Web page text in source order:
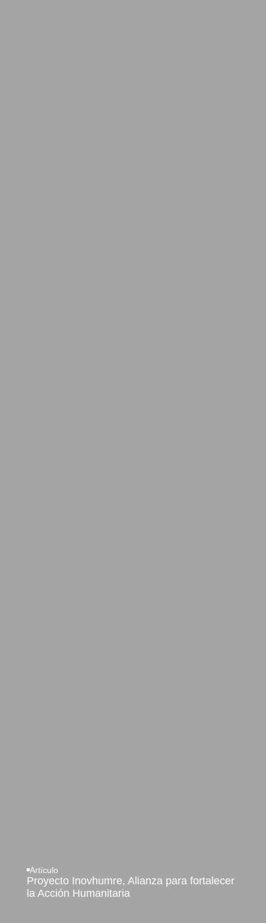
Artículo
Proyecto Inovhumre, Alianza para fortalecer
la Acción Humanitaria